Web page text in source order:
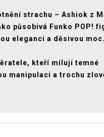
strachu – Ashiok z
působivá Funko POP!
eleganci a děsivou moc.
kteří milují temné
manipulaci a trochu